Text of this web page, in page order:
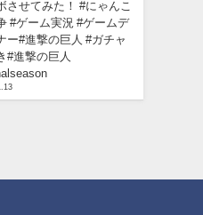
させてみた！ #にゃんこ
#ゲーム実況 #ゲームデ
ー#進撃の巨人 #ガチャ
#進撃の巨人